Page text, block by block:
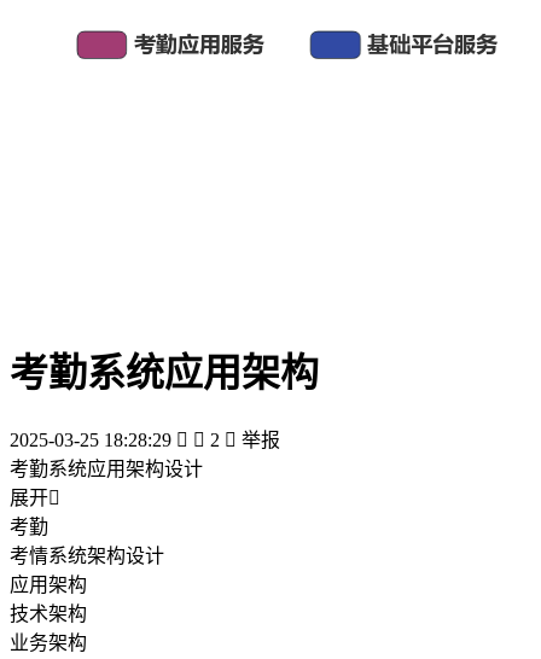
考勤系统应用架构
2025-03-25 18:28:29   2  举报
考勤系统应用架构设计
展开
考勤
考情系统架构设计
应用架构
技术架构
业务架构